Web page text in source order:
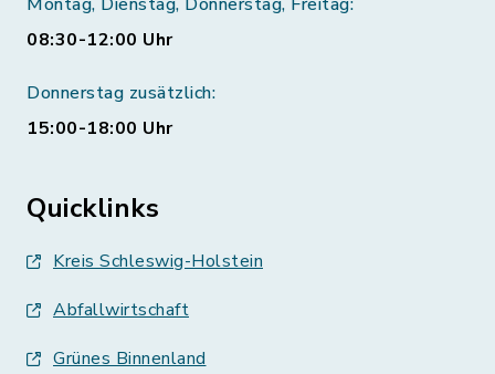
08:30-12:00 Uhr
Donnerstag zusätzlich:
15:00-18:00 Uhr
Quicklinks
Kreis Schleswig-Holstein
Abfallwirtschaft
Grünes Binnenland